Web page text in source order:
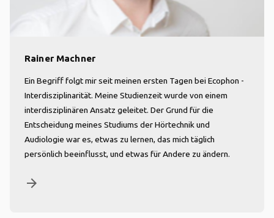
Rainer Machner
Ein Begriff folgt mir seit meinen ersten Tagen bei Ecophon -
Interdisziplinarität. Meine Studienzeit wurde von einem
interdisziplinären Ansatz geleitet. Der Grund für die
Entscheidung meines Studiums der Hörtechnik und
Audiologie war es, etwas zu lernen, das mich täglich
persönlich beeinflusst, und etwas für Andere zu ändern.
arrow_forward